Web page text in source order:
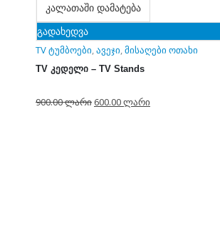
კალათაში დამატება
გადახედვა
TV ტუმბოები,ავეჯი,მისაღები ოთახი
TV კედელი – TV Stands
900.00ლარი 600.00ლარი